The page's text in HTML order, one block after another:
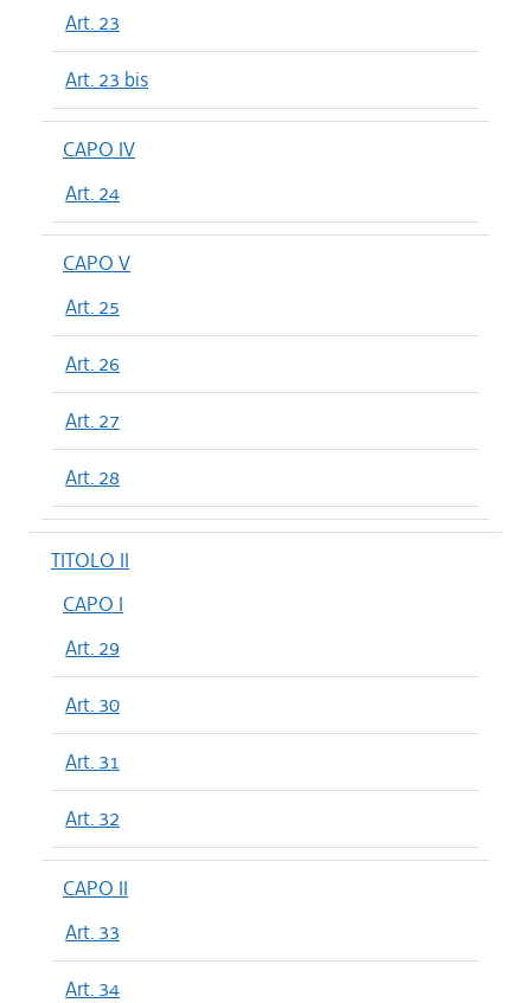
Art. 23
Art. 23 bis
CAPO IV
Art. 24
CAPO V
Art. 25
Art. 26
Art. 27
Art. 28
TITOLO II
CAPO I
Art. 29
Art. 30
Art. 31
Art. 32
CAPO II
Art. 33
Art. 34